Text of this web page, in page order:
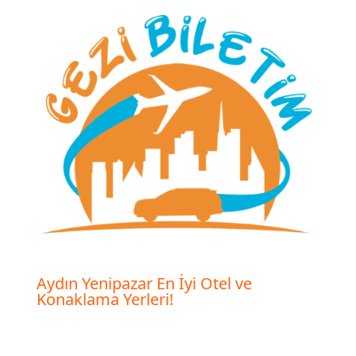
Aydın Yenipazar En İyi Otel ve
Konaklama Yerleri!